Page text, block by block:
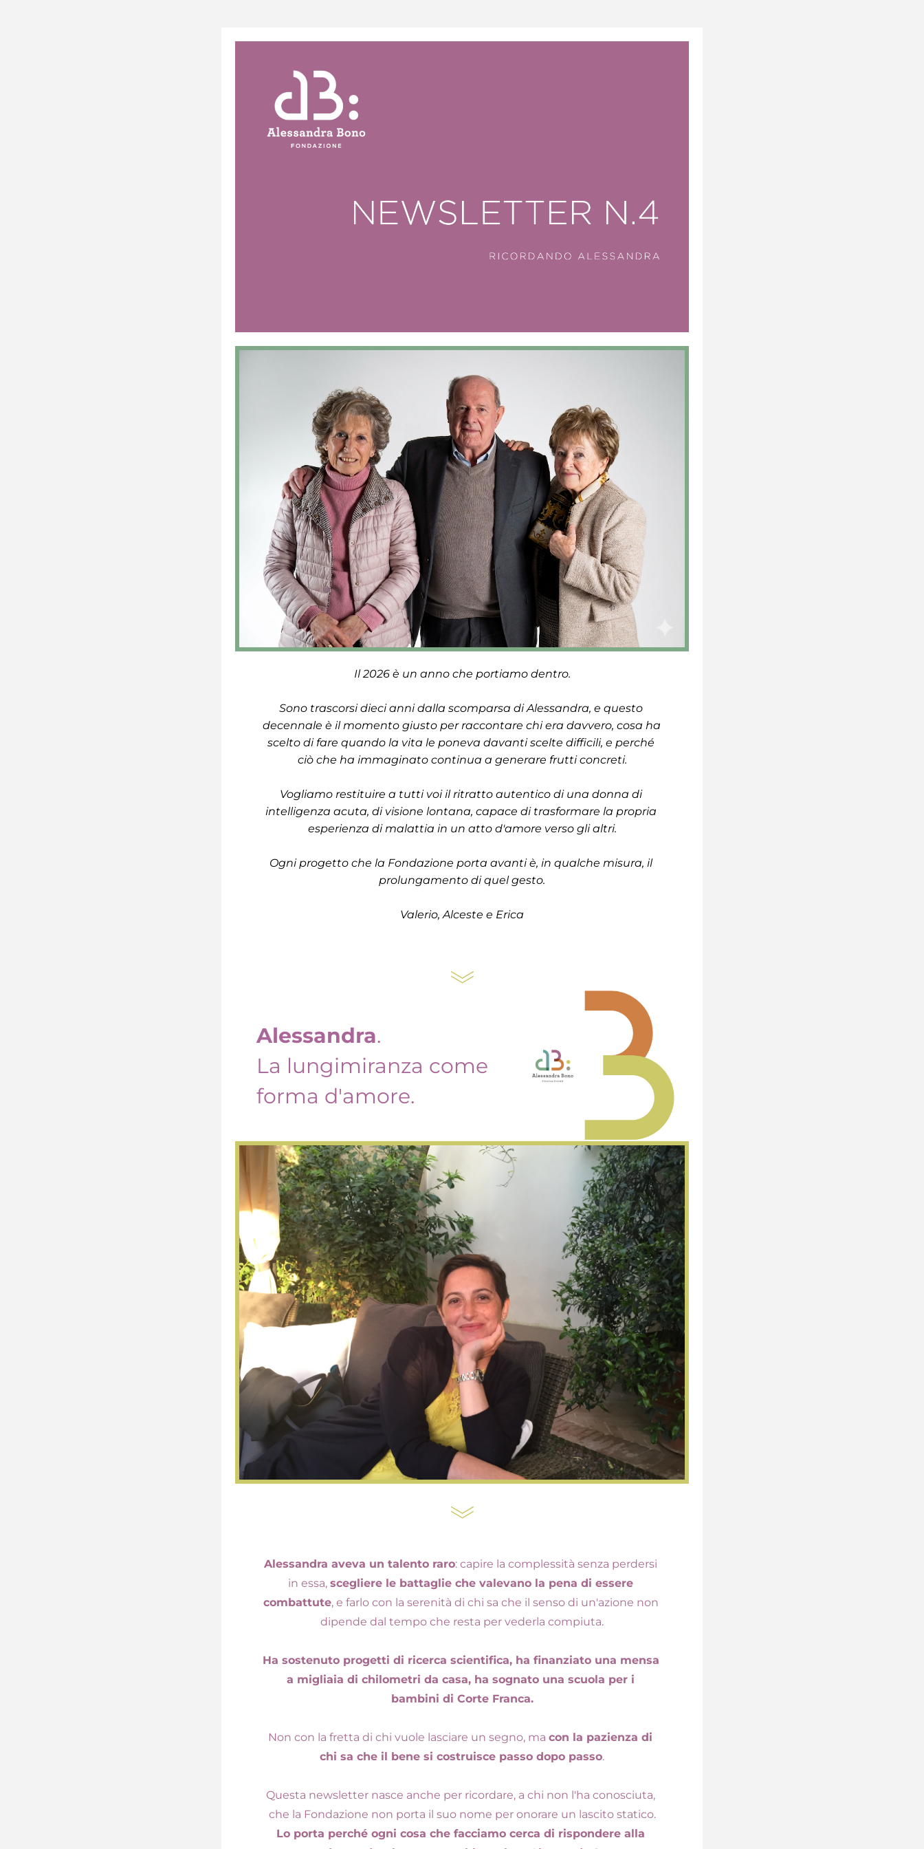
Il 2026 è un anno che portiamo dentro.
Sono trascorsi dieci anni dalla scomparsa di Alessandra, e questo
decennale è il momento giusto per raccontare chi era davvero, cosa ha
scelto di fare quando la vita le poneva davanti scelte difficili, e perché
ciò che ha immaginato continua a generare frutti concreti.
Vogliamo restituire a tutti voi il ritratto autentico di una donna di
intelligenza acuta, di visione lontana, capace di trasformare la propria
esperienza di malattia in un atto d'amore verso gli altri.
Ogni progetto che la Fondazione porta avanti è, in qualche misura, il
prolungamento di quel gesto.
Valerio, Alceste e Erica
Alessandra.
La lungimiranza come
forma d'amore.
Alessandra aveva un talento raro: capire la complessità senza perdersi
in essa, scegliere le battaglie che valevano la pena di essere
combattute, e farlo con la serenità di chi sa che il senso di un'azione non
dipende dal tempo che resta per vederla compiuta.
Ha sostenuto progetti di ricerca scientifica, ha finanziato una mensa
a migliaia di chilometri da casa, ha sognato una scuola per i
bambini di Corte Franca.
Non con la fretta di chi vuole lasciare un segno, ma con la pazienza di
chi sa che il bene si costruisce passo dopo passo.
Questa newsletter nasce anche per ricordare, a chi non l'ha conosciuta,
che la Fondazione non porta il suo nome per onorare un lascito statico.
Lo porta perché ogni cosa che facciamo cerca di rispondere alla